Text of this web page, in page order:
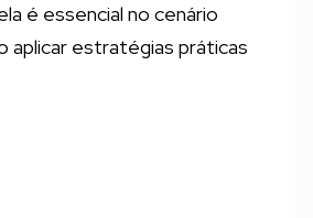
é essencial no cenário
aplicar estratégias práticas